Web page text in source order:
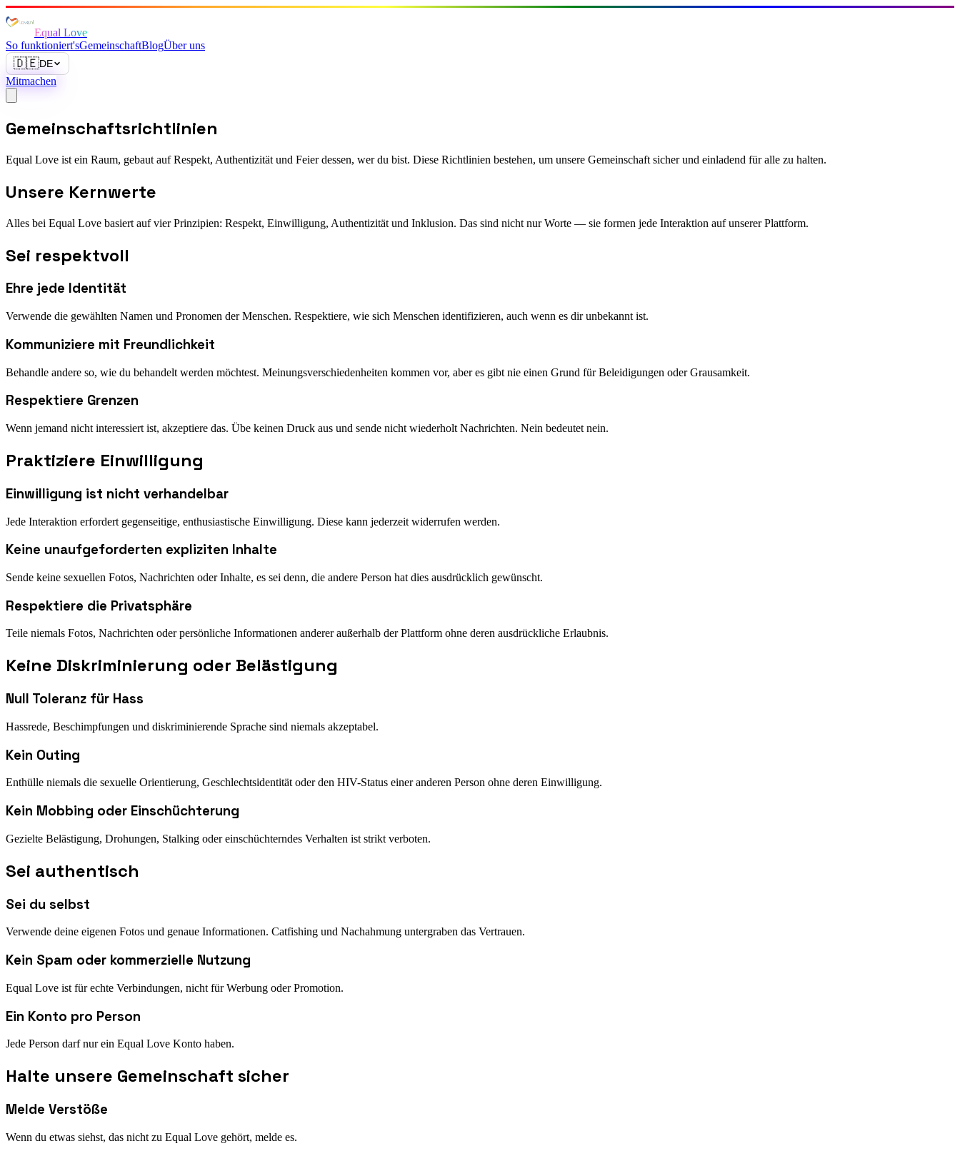
Equal Love
So funktioniert'sGemeinschaftBlogÜber uns
🇩🇪DE
Mitmachen
Gemeinschaftsrichtlinien
Equal Love ist ein Raum, gebaut auf Respekt, Authentizität und Feier dessen, wer du bist. Diese Richtlinien bestehen, um unsere Gemeinschaft sicher und einladend für alle zu halten.
Unsere Kernwerte
Alles bei Equal Love basiert auf vier Prinzipien: Respekt, Einwilligung, Authentizität und Inklusion. Das sind nicht nur Worte — sie formen jede Interaktion auf unserer Plattform.
Sei respektvoll
Ehre jede Identität
Verwende die gewählten Namen und Pronomen der Menschen. Respektiere, wie sich Menschen identifizieren, auch wenn es dir unbekannt ist.
Kommuniziere mit Freundlichkeit
Behandle andere so, wie du behandelt werden möchtest. Meinungsverschiedenheiten kommen vor, aber es gibt nie einen Grund für Beleidigungen oder Grausamkeit.
Respektiere Grenzen
Wenn jemand nicht interessiert ist, akzeptiere das. Übe keinen Druck aus und sende nicht wiederholt Nachrichten. Nein bedeutet nein.
Praktiziere Einwilligung
Einwilligung ist nicht verhandelbar
Jede Interaktion erfordert gegenseitige, enthusiastische Einwilligung. Diese kann jederzeit widerrufen werden.
Keine unaufgeforderten expliziten Inhalte
Sende keine sexuellen Fotos, Nachrichten oder Inhalte, es sei denn, die andere Person hat dies ausdrücklich gewünscht.
Respektiere die Privatsphäre
Teile niemals Fotos, Nachrichten oder persönliche Informationen anderer außerhalb der Plattform ohne deren ausdrückliche Erlaubnis.
Keine Diskriminierung oder Belästigung
Null Toleranz für Hass
Hassrede, Beschimpfungen und diskriminierende Sprache sind niemals akzeptabel.
Kein Outing
Enthülle niemals die sexuelle Orientierung, Geschlechtsidentität oder den HIV-Status einer anderen Person ohne deren Einwilligung.
Kein Mobbing oder Einschüchterung
Gezielte Belästigung, Drohungen, Stalking oder einschüchterndes Verhalten ist strikt verboten.
Sei authentisch
Sei du selbst
Verwende deine eigenen Fotos und genaue Informationen. Catfishing und Nachahmung untergraben das Vertrauen.
Kein Spam oder kommerzielle Nutzung
Equal Love ist für echte Verbindungen, nicht für Werbung oder Promotion.
Ein Konto pro Person
Jede Person darf nur ein Equal Love Konto haben.
Halte unsere Gemeinschaft sicher
Melde Verstöße
Wenn du etwas siehst, das nicht zu Equal Love gehört, melde es.